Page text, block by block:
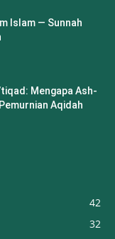
Islam — Sunnah
Mengapa Ash-
Aqidah
42
32